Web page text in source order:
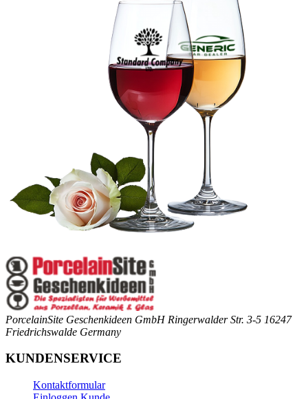
PorcelainSite Geschenkideen GmbH Ringerwalder Str. 3-5 16247
Friedrichswalde Germany
KUNDENSERVICE
Kontaktformular